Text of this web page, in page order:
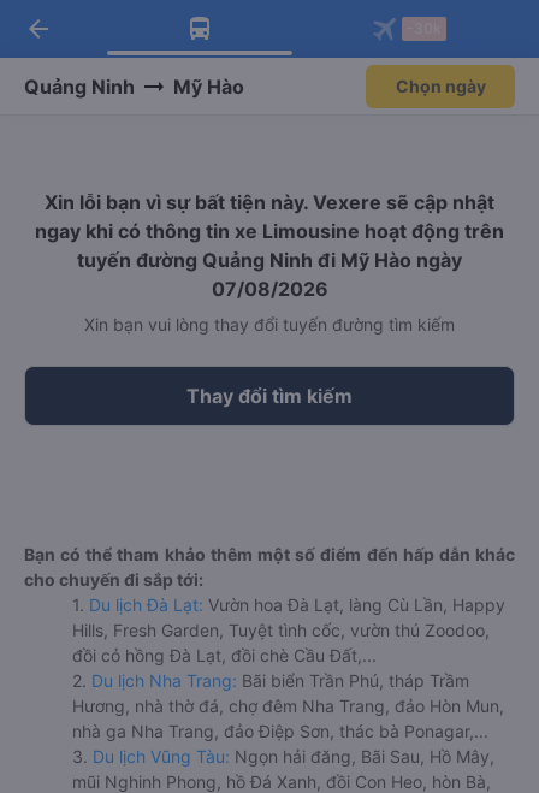
Tải app Vexere ngay!
Nhận ưu đãi thành viên độc
Mở app
Tải app Vexere
-30k/ghế khi đặt vé máy bay qua
Mở app
arrow_back
Quảng Ninh Mỹ Hào Chọn ngày
Xin lỗi bạn vì sự bất tiện này. Vexere sẽ cập nhật
ngay khi có thông tin xe Limousine hoạt động trên
tuyến đường Quảng Ninh đi Mỹ Hào ngày
07/08/2026
Xin bạn vui lòng thay đổi tuyến đường tìm kiếm
Thay đổi tìm kiếm
Bạn có thể tham khảo thêm một số điểm đến hấp dẫn khác
cho chuyến đi sắp tới:
1. Du lịch Đà Lạt: Vườn hoa Đà Lạt, làng Cù Lần, Happy
Hills, Fresh Garden, Tuyệt tình cốc, vườn thú Zoodoo,
đồi cỏ hồng Đà Lạt, đồi chè Cầu Đất,...
2. Du lịch Nha Trang: Bãi biển Trần Phú, tháp Trầm
Hương, nhà thờ đá, chợ đêm Nha Trang, đảo Hòn Mun,
nhà ga Nha Trang, đảo Điệp Sơn, thác bà Ponagar,...
3. Du lịch Vũng Tàu: Ngọn hải đăng, Bãi Sau, Hồ Mây,
mũi Nghinh Phong, hồ Đá Xanh, đồi Con Heo, hòn Bà,